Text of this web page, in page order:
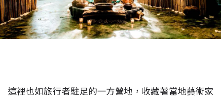
這裡也如旅行者駐足的一方營地，收藏著當地藝術家